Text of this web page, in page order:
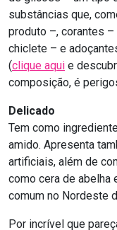
substâncias que,
produto –, corantes
chiclete – e
(clique aqui e
composição, é
Delicado
Tem como
amido. Apresenta
artificiais, além de
como cera de abelha
comum no Nordeste
Por incrível que